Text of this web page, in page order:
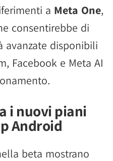
a Meta One,
consentirebbe di
avanzate disponibili
Facebook e Meta AI
i nuovi piani
Android
beta mostrano